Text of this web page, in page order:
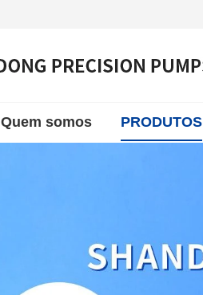
Quem somos PRODUTOS